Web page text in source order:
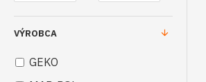
VÝROBCA
GEKO